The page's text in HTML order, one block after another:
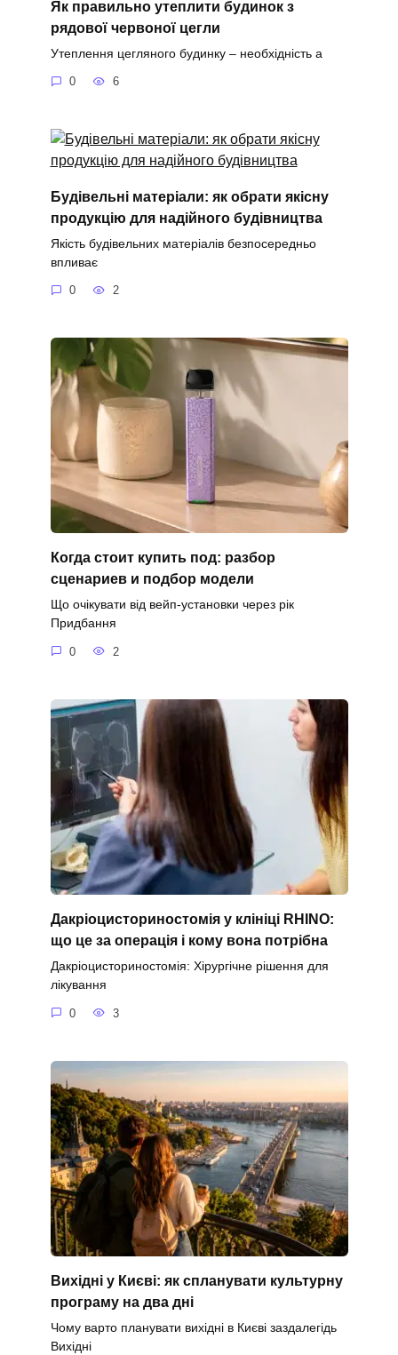
Як правильно утеплити будинок з
рядової червоної цегли
Утеплення цегляного будинку – необхідність а
0 6
Будівельні матеріали: як обрати якісну
продукцію для надійного будівництва
Якість будівельних матеріалів безпосередньо
впливає
0 2
Когда стоит купить под: разбор
сценариев и подбор модели
Що очікувати від вейп-установки через рік
Придбання
0 2
Дакріоцисториностомія у клініці RHINO:
що це за операція і кому вона потрібна
Дакріоцисториностомія: Хірургічне рішення для
лікування
0 3
Вихідні у Києві: як спланувати культурну
програму на два дні
Чому варто планувати вихідні в Києві заздалегідь
Вихідні